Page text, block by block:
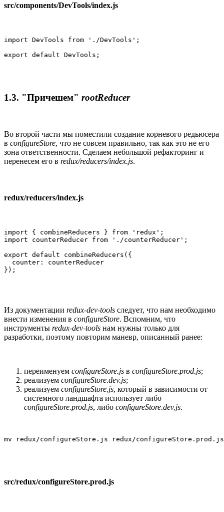
src/components/DevTools/index.js
import DevTools from './DevTools';
export default DevTools;
1.3. "Причешем" rootReducer
Во второй части мы поместили создание корневого редьюсера
в configureStore, что не совсем правильно, так как это не его
зона ответственности. Сделаем небольшой рефакторинг и
перенесем его в redux/reducers/index.js.
redux/reducers/index.js
import { combineReducers } from 'redux';
import counterReducer from './counterReducer';
export default combineReducers({
  counter: counterReducer
});
Из документации redux-dev-tools следует, что нам необходимо
внести изменения в configureStore. Вспомним, что
инструменты redux-dev-tools нам нужны только для
разработки, поэтому повторим маневр, описанный ранее:
переименуем configureStore.js в configureStore.prod.js;
реализуем configureStore.dev.js;
реализуем configureStore.js, который в зависимости от
системного ландшафта использует либо
configureStore.prod.js, либо configureStore.dev.js.
mv redux/configureStore.js redux/configureStore.prod.js
src/redux/configureStore.prod.js